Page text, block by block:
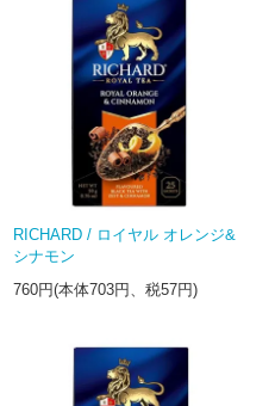
RICHARD / ロイヤル オレンジ&
シナモン
760円(本体703円、税57円)